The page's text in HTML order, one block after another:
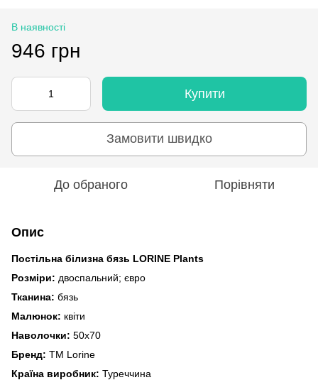
В наявності
946 грн
Купити
Замовити швидко
До обраного Порівняти
Опис
Постільна білизна бязь LORINE Plants
Розміри: двоспальний; євро
Тканина: бязь
Малюнок: квіти
Наволочки: 50x70
Бренд: TM Lorine
Країна виробник: Туреччина